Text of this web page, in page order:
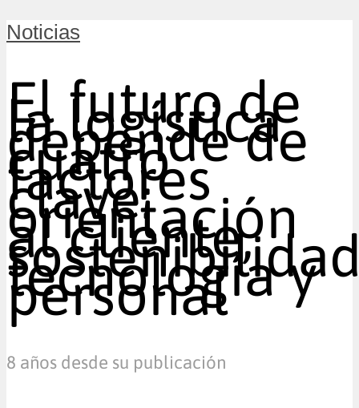
Noticias
El futuro de
la logística
depende de
cuatro
factores
clave:
orientación
al cliente,
tecnología y
personal
8 años desde su publicación